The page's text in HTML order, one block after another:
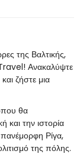
της Βαλτικής,
Ανακαλύψτε
ζήστε μια
θα
και την ιστορία
Ρίγα,
της πόλης.